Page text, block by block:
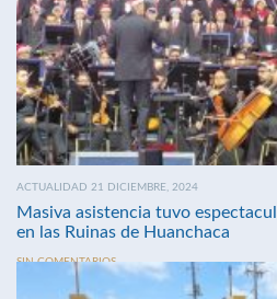
ACTUALIDAD 21 DICIEMBRE, 2024
Masiva asistencia tuvo
en las Ruinas de Huanchaca
SIN COMENTARIOS